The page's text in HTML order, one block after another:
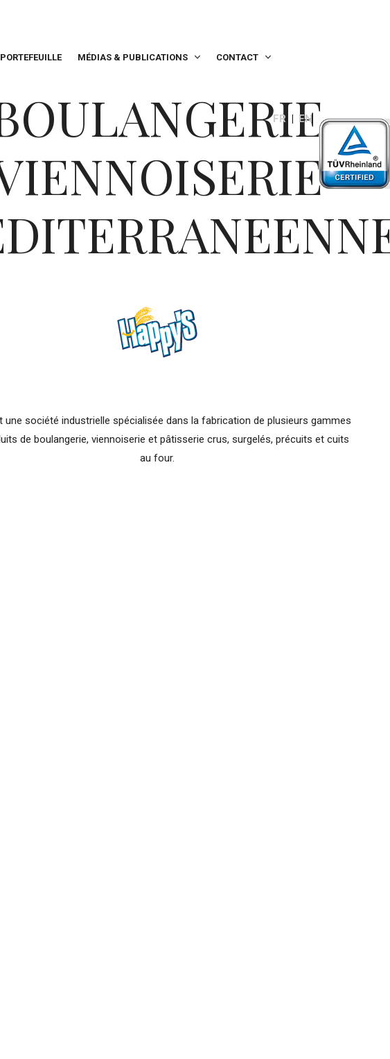
PORTEFEUILLE MÉDIAS & PUBLICATIONS CONTACT
FR EN
une société industrielle spécialisée dans la fabrication de plusieurs gammes
de boulangerie, viennoiserie et pâtisserie crus, surgelés, précuits et cuits
au four.